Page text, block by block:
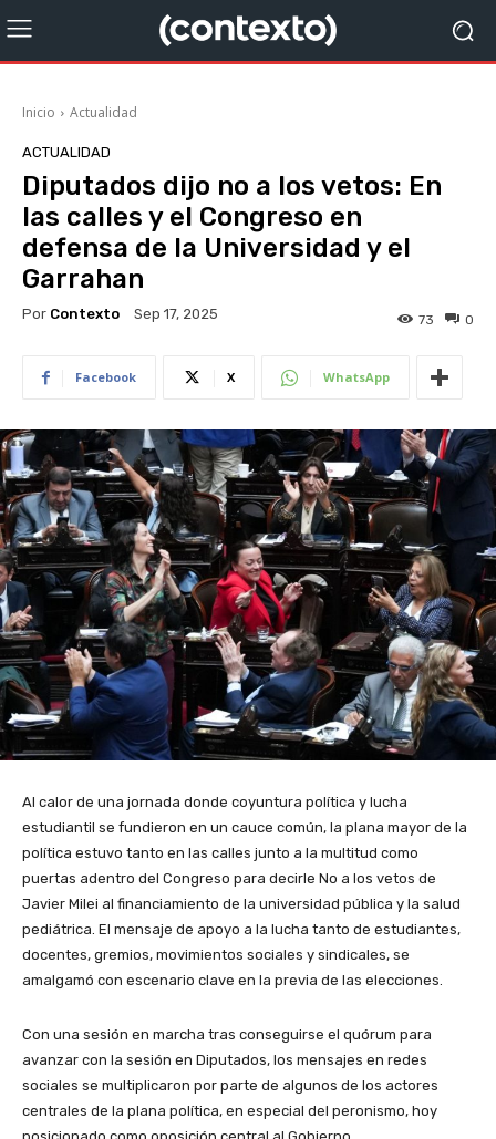
Inicio Actualidad
ACTUALIDAD
Diputados dijo no a los vetos: En
las calles y el Congreso en
defensa de la Universidad y el
Garrahan
Por Contexto Sep 17, 2025 0
73
Facebook X WhatsApp
Al calor de una jornada donde coyuntura política y lucha
estudiantil se fundieron en un cauce común, la plana mayor de la
política estuvo tanto en las calles junto a la multitud como
puertas adentro del Congreso para decirle No a los vetos de
Javier Milei al financiamiento de la universidad pública y la salud
pediátrica. El mensaje de apoyo a la lucha tanto de estudiantes,
docentes, gremios, movimientos sociales y sindicales, se
amalgamó con escenario clave en la previa de las elecciones.
Con una sesión en marcha tras conseguirse el quórum para
avanzar con la sesión en Diputados, los mensajes en redes
sociales se multiplicaron por parte de algunos de los actores
centrales de la plana política, en especial del peronismo, hoy